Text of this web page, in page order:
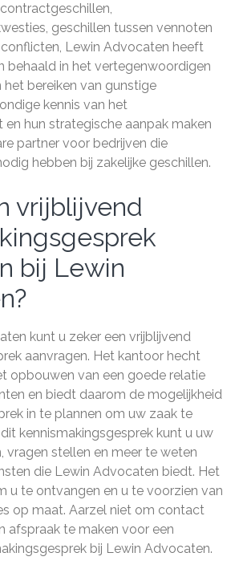
geschillen tussen vennoten
Lewin Advocaten heeft
behaald in het vertegenwoordigen
het bereiken van gunstige
kennis van het
en hun strategische aanpak maken
partner voor bedrijven die
hebben bij zakelijke geschillen.
vrijblijvend
bij Lewin
kunt u zeker een vrijblijvend
aanvragen. Het kantoor hecht
opbouwen van een goede relatie
en biedt daarom de mogelijkheid
in te plannen om uw zaak te
kennismakingsgesprek kunt u uw
vragen stellen en meer te weten
die Lewin Advocaten biedt. Het
u te ontvangen en u te voorzien van
op maat. Aarzel niet om contact
afspraak te maken voor een
bij Lewin Advocaten.